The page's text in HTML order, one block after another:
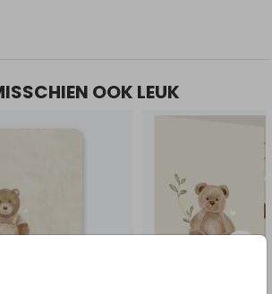
OOK LEUK